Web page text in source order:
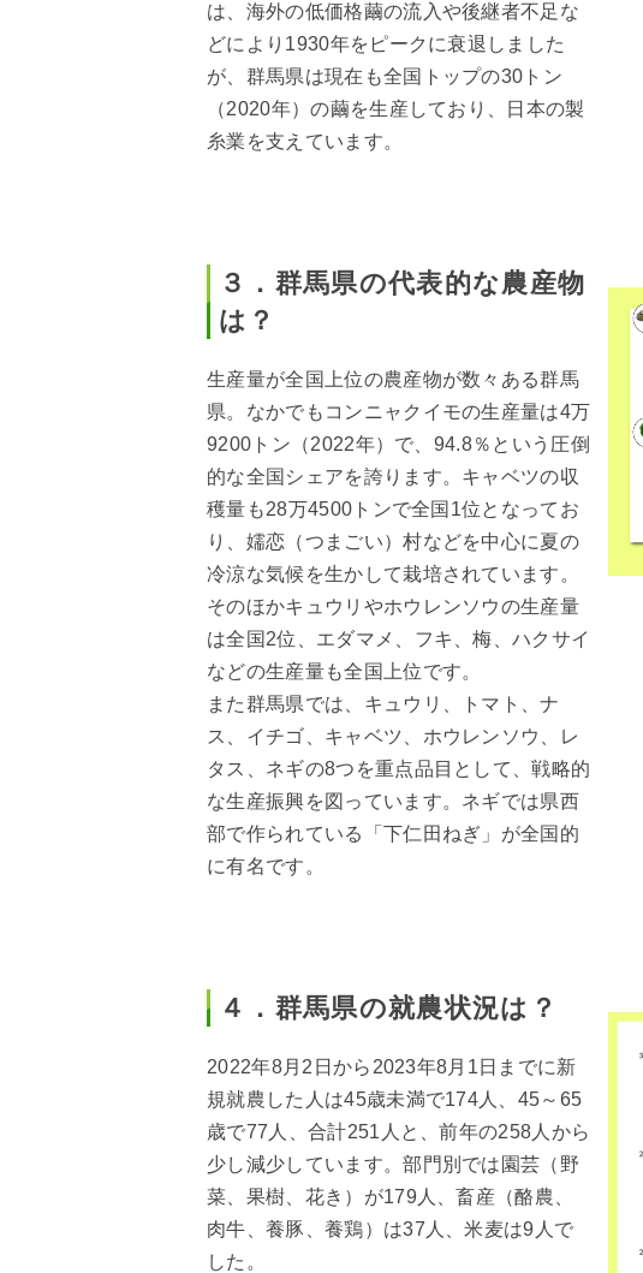
は、海外の低価格繭の流入や後継者不足な
どにより1930年をピークに衰退しました
が、群馬県は現在も全国トップの30トン
（2020年）の繭を生産しており、日本の製
糸業を支えています。
３．群馬県の代表的な農産物
は？
生産量が全国上位の農産物が数々ある群馬
県。なかでもコンニャクイモの生産量は4万
9200トン（2022年）で、94.8％という圧倒
的な全国シェアを誇ります。キャベツの収
穫量も28万4500トンで全国1位となってお
り、嬬恋（つまごい）村などを中心に夏の
冷涼な気候を生かして栽培されています。
そのほかキュウリやホウレンソウの生産量
は全国2位、エダマメ、フキ、梅、ハクサイ
などの生産量も全国上位です。
また群馬県では、キュウリ、トマト、ナ
ス、イチゴ、キャベツ、ホウレンソウ、レ
タス、ネギの8つを重点品目として、戦略的
な生産振興を図っています。ネギでは県西
部で作られている「下仁田ねぎ」が全国的
に有名です。
４．群馬県の就農状況は？
2022年8月2日から2023年8月1日までに新
規就農した人は45歳未満で174人、45～65
歳で77人、合計251人と、前年の258人から
少し減少しています。部門別では園芸（野
菜、果樹、花き）が179人、畜産（酪農、
肉牛、養豚、養鶏）は37人、米麦は9人で
した。